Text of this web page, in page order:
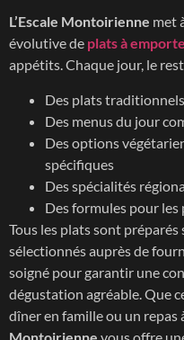
L’Escale Montoirienne met
évolutive de plats à
appétits. Chaque jour, le
Des plats
Des menus du jour
Des options
spécifiques
Des spécialités
Des formules pour
Tous les plats sont préparés
sélectionnés auprès de
soigné pour garantir une
dégustation agréable. Que
dîner en famille ou un repas